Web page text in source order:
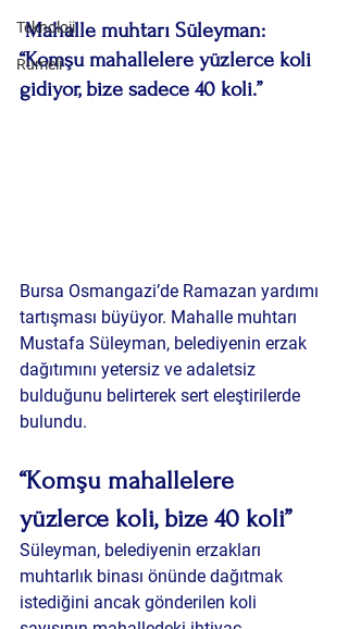
Teknoloji
Rumeli
Mahalle muhtarı Süleyman:
“Komşu mahallelere yüzlerce koli
gidiyor, bize sadece 40 koli.”
Bursa Osmangazi’de Ramazan yardımı
tartışması büyüyor. Mahalle muhtarı
Mustafa Süleyman, belediyenin erzak
dağıtımını yetersiz ve adaletsiz
bulduğunu belirterek sert eleştirilerde
bulundu.
“Komşu mahallelere
yüzlerce koli, bize 40 koli”
Süleyman, belediyenin erzakları
muhtarlık binası önünde dağıtmak
istediğini ancak gönderilen koli